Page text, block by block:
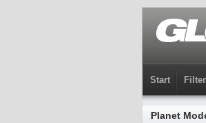
Start Filter
Planet